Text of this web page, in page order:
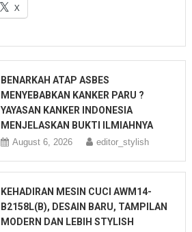
X
BENARKAH ATAP ASBES
MENYEBABKAN KANKER PARU ?
YAYASAN KANKER INDONESIA
MENJELASKAN BUKTI ILMIAHNYA
August 6, 2026 editor_stylish
KEHADIRAN MESIN CUCI AWM14-
B2158L(B), DESAIN BARU, TAMPILAN
MODERN DAN LEBIH STYLISH